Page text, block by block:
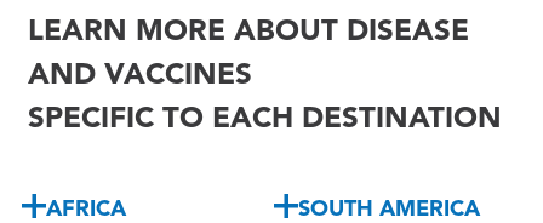
LEARN MORE ABOUT DISEASE
AND VACCINES
SPECIFIC TO EACH DESTINATION
AFRICA SOUTH AMERICA